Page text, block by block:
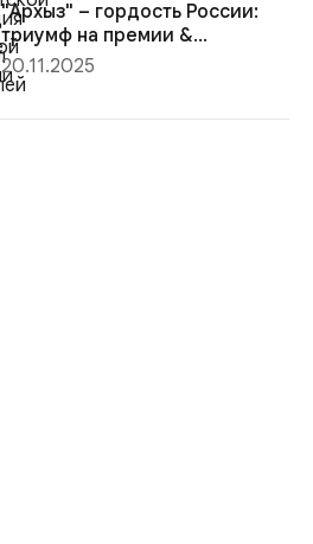
"Архыз" – гордость России:
триумф на премии &...
20.11.2025